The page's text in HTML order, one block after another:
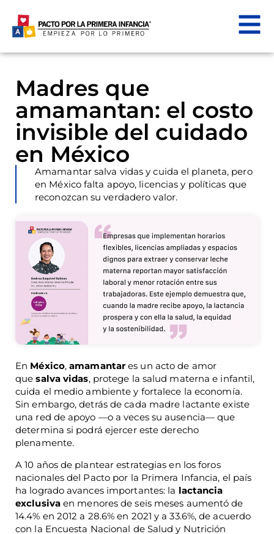
Madres que
amamantan: el costo
invisible del cuidado
en México
Amamantar salva vidas y cuida el planeta, pero
en México falta apoyo, licencias y políticas que
reconozcan su verdadero valor.
En México,amamantares un acto de amor
quesalva vidas, protege la salud materna e infantil,
cuida el medio ambiente y fortalece la economía.
Sin embargo, detrás de cada madre lactante existe
una red de apoyo —o a veces su ausencia— que
determina si podrá ejercer este derecho
plenamente.
A 10 años de plantear estrategias en los foros
nacionales del Pacto por la Primera Infancia, el país
ha logrado avances importantes: la lactancia
exclusivaen menores de seis meses aumentó de
14.4% en 2012 a 28.6% en 2021 y a 33.6%, de acuerdo
con la Encuesta Nacional de Salud y Nutrición